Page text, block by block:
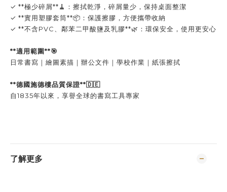
✓ **極少碎屑**🧹：擦拭乾淨，碎屑量少，保持桌面整潔
✓ **實用塑膠套筒**📦：保護擦膠，方便攜帶收納
✓ **不含PVC、鄰苯二甲酸鹽及乳膠**🌿：環保安全，使用更安心
**適用範圍**🎯
日常書寫｜繪圖素描｜辦公文件｜學校作業｜紙張擦拭
**德國施德樓品質保證**🇩🇪
自1835年以來，享譽全球的書寫工具專家
了解更多